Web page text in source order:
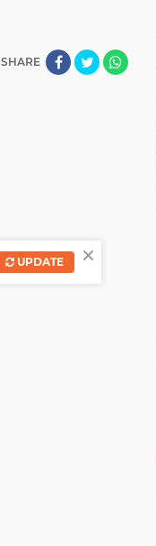
SHARE
×
UPDATE